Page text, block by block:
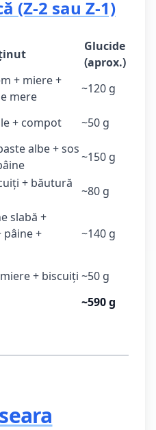
(Z-2 sau Z-1)
Glucide
(aprox.)
+ miere +
mere
~120 g
+ compot ~50 g
albe + sos
~150 g
+ băutură
~80 g
slabă +
+
~140 g
+ biscuiți ~50 g
~590 g